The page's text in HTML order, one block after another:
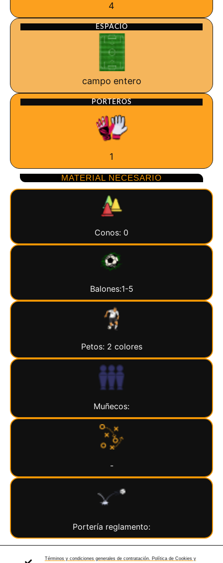
4
ESPACIO
campo entero
PORTEROS
1
MATERIAL NECESARIO
Conos: 0
Balones:1-5
Petos: 2 colores
Muñecos:
-
Portería reglamento:
Términos y condiciones generales de contratación. Política de Cookies y